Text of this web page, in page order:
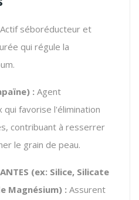
Actif séboréducteur et
qui régule la
: Agent
favorise l'élimination
contribuant à resserrer
le grain de peau.
(ex: Silice, Silicate
Magnésium) : Assurent